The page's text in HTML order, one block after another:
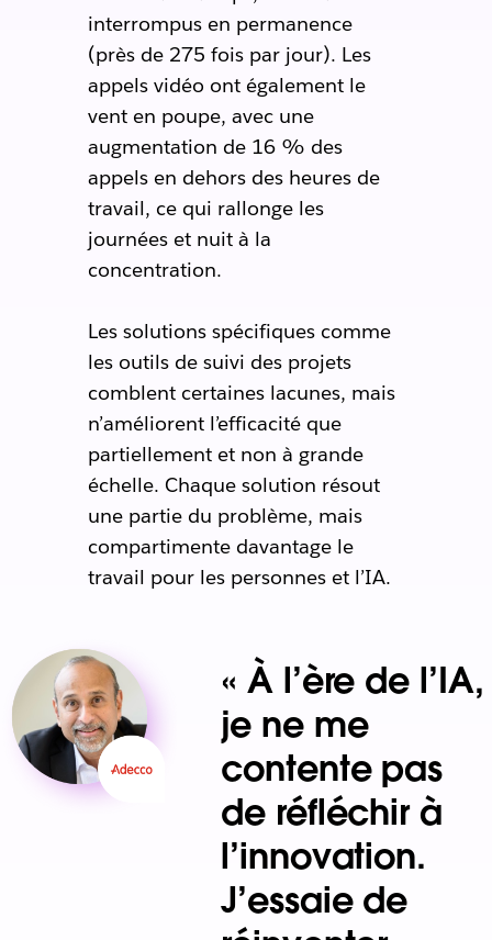
interrompus en permanence
(près de 275 fois par jour). Les
appels vidéo ont également le
vent en poupe, avec une
augmentation de 16 % des
appels en dehors des heures de
travail, ce qui rallonge les
journées et nuit à la
concentration.
Les solutions spécifiques comme
les outils de suivi des projets
comblent certaines lacunes, mais
n’améliorent l’efficacité que
partiellement et non à grande
échelle. Chaque solution résout
une partie du problème, mais
compartimente davantage le
travail pour les personnes et l’IA.
« À l’ère de l’IA,
je ne me
contente pas
de réfléchir à
l’innovation.
J’essaie de